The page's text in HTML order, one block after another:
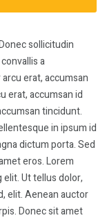
sollicitudin
a
erat, accumsan
erat, accumsan id
tincidunt.
in ipsum id
dictum porta. Sed
eros. Lorem
Ut tellus dolor,
elit. Aenean auctor
Donec sit amet